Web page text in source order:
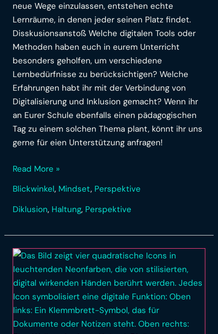
neue Wege einzulassen, entstehen echte
Lernräume, in denen jeder seinen Platz findet.
Disskusionsanstoß Welche digitalen Tools oder
Methoden haben euch in eurem Unterricht
besonders geholfen, um verschiedene
Lernbedürfnisse zu berücksichtigen? Welche
Erfahrungen habt ihr mit der Verbindung von
Digitalisierung und Inklusion gemacht? Wenn ihr
an Eurer Schule ebenfalls einen pädagogischen
Tag zu einem solchen Thema plant, könnt ihr uns
gerne für eien Unterstützung anfragen!
Read More »
Blickwinkel, Mindset, Perspektive
Diklusion, Haltung, Perspektive
Rezension
zum
„Kartenset
Diklusion“
von
Dr.